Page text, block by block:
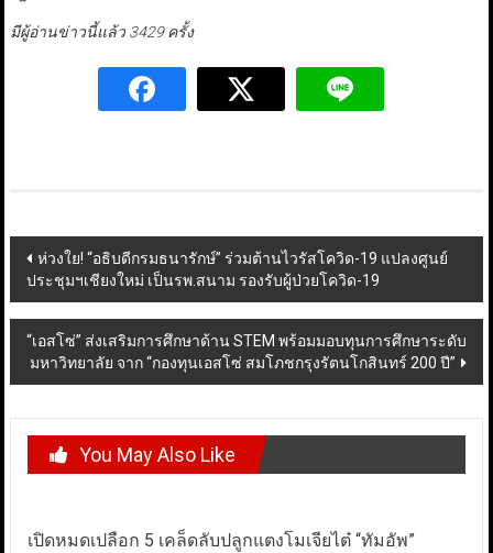
มีผู้อ่านข่าวนี้แล้ว 3429 ครั้ง
Post
navigation
ห่วงใย! “อธิบดีกรมธนารักษ์” ร่วมต้านไวรัสโควิด-19 แปลงศูนย์
ประชุมฯเชียงใหม่ เป็นรพ.สนาม รองรับผู้ป่วยโควิด-19
“เอสโซ่” ส่งเสริมการศึกษาด้าน STEM พร้อมมอบทุนการศึกษาระดับ
มหาวิทยาลัย จาก “กองทุนเอสโซ่ สมโภชกรุงรัตนโกสินทร์ 200 ปี”
You May Also Like
เปิดหมดเปลือก 5 เคล็ดลับปลูกแตงโมเจียไต๋ “ทัมอัพ”